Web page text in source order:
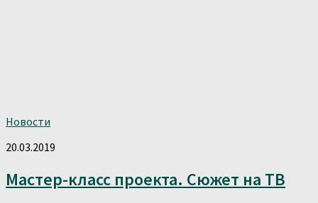
Новости
20.03.2019
Мастер-класс проекта. Сюжет на ТВ